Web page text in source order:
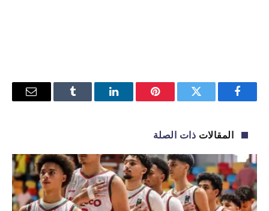
فيسبوك تويتر بينتيريستلينكدإن Tumblr
البريد
المقالات ذات الصلة